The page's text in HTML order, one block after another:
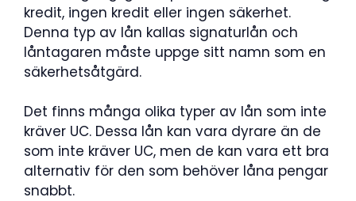
kredit, ingen kredit eller ingen säkerhet.
Denna typ av lån kallas signaturlån och
låntagaren måste uppge sitt namn som en
säkerhetsåtgärd.
Det finns många olika typer av lån som inte
kräver UC. Dessa lån kan vara dyrare än de
som inte kräver UC, men de kan vara ett bra
alternativ för den som behöver låna pengar
snabbt.